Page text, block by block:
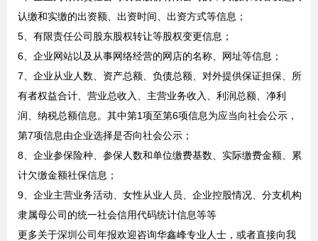
认缴和实缴的出资额、出资时间、出资方式等信息；
5、有限责任公司股东股权转让等股权变更信息；
6、企业网站以及从事网络经营的网店的名称、网址等信息；
7、企业从业人数、资产总额、负债总额、对外提供保证担保、所
有者权益合计、营业总收入、主营业务收入、利润总额、净利
润、纳税总额信息。其中第1项至第6项信息为应当向社会公示，
第7项信息由企业选择是否向社会公示；
8、企业参保险种、参保人数和单位缴费基数、实际缴费金额、累
计欠缴金额社保信息；
9、企业主营业务活动、女性从业人员、企业控股情况、分支机构
隶属母公司的统一社会信用代码统计信息等等
更多关于深圳公司年报欢迎咨询华鑫峰专业人士，或者直接向我